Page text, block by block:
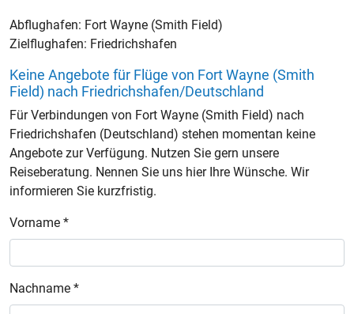
Abflughafen: Fort Wayne (Smith Field)
Zielflughafen: Friedrichshafen
Keine Angebote für Flüge von Fort Wayne (Smith
Field) nach Friedrichshafen/Deutschland
Für Verbindungen von Fort Wayne (Smith Field) nach
Friedrichshafen (Deutschland) stehen momentan keine
Angebote zur Verfügung. Nutzen Sie gern unsere
Reiseberatung. Nennen Sie uns hier Ihre Wünsche. Wir
informieren Sie kurzfristig.
Vorname *
Nachname *